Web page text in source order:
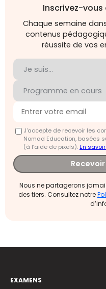
Inscrivez-
Chaque semaine
contenus
réussite de vos
J'accepte de recevoir les
Nomad Education, basées
(à l’aide de pixels).En
Nous ne partagerons
des tiers. Consultez notre
EXAMENS